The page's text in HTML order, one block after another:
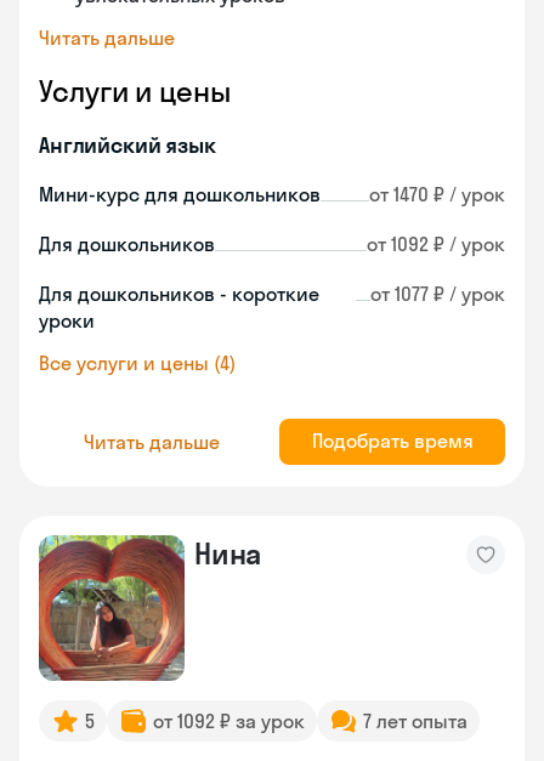
Читать дальше
Услуги и цены
Английский язык
Мини-курс для дошкольников от 1470 ₽ / урок
Для дошкольников от 1092 ₽ / урок
Для дошкольников - короткие
уроки
от 1077 ₽ / урок
Все услуги и цены (4)
Читать дальше Подобрать время
Нина
5 от 1092 ₽ за урок 7 лет опыта